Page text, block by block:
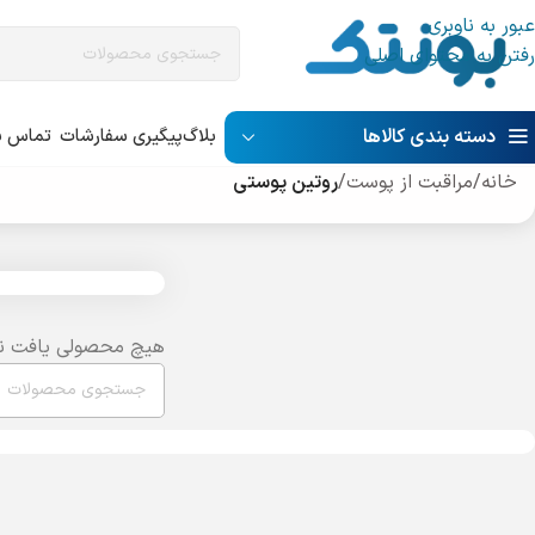
عبور به ناوبری
رفتن به محتوای اصلی
دسته بندی کالاها بلاگپیگیری سفارشات تماس
خانه/مراقبت از پوست/روتین پوستی
هیچ محصولی یافت